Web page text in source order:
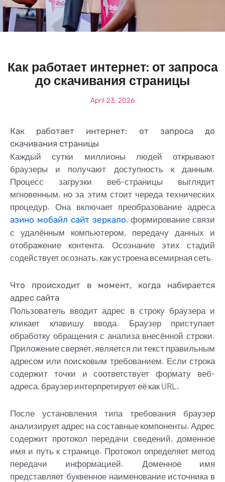
Как работает интернет: от запроса
до скачивания страницы
April 23, 2026
Как работает интернет: от запроса до
скачивания страницы
Каждый сутки миллионы людей открывают
браузеры и получают доступность к данным.
Процесс загрузки веб-страницы выглядит
мгновенным, но за этим стоит череда технических
процедур. Она включает преобразование адреса
азино мобайл сайт зеркало, формирование связи
с удалённым компьютером, передачу данных и
отображение контента. Осознание этих стадий
содействует осознать, как устроена всемирная сеть.
Что происходит в момент, когда набирается
адрес сайта
Пользователь вводит адрес в строку браузера и
кликает клавишу ввода. Браузер приступает
обработку обращения с анализа внесённой строки.
Приложение сверяет, является ли текст правильным
адресом или поисковым требованием. Если строка
содержит точки и соответствует формату веб-
адреса, браузер интерпретирует её как URL.
После установления типа требования браузер
анализирует адрес на составные компоненты. Адрес
содержит протокол передачи сведений, доменное
имя и путь к странице. Протокол определяет метод
передачи информацией. Доменное имя
представляет буквенное наименование источника в